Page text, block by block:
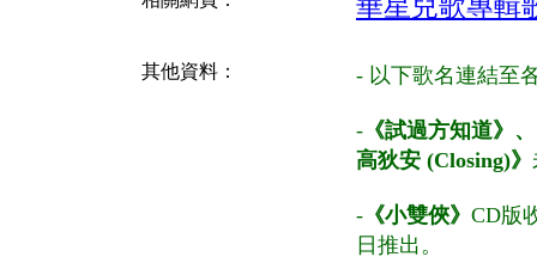
華星兒歌專輯
其他資料： - 以下歌名連結至
- 《試過方知道》
高狄安 (Closing)》
- 《小雙俠》 CD版
日推出。